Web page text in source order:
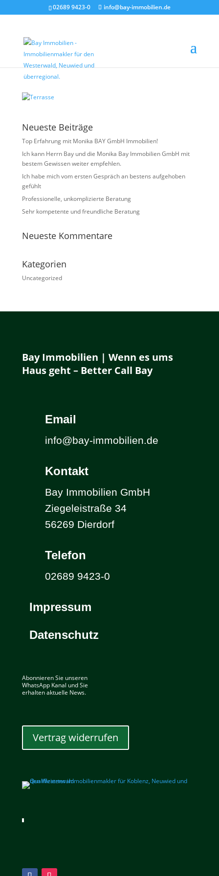
02689 9423-0 info@bay-immobilien.de
Terrasse
vonChristian Bay|Juli 9, 2026
Neueste Beiträge
Top Erfahrung mit Monika BAY GmbH Immobilien!
Ich kann Herrn Bay und die Monika Bay Immobilien GmbH mit
bestem Gewissen weiter empfehlen.
Ich habe mich vom ersten Gespräch an bestens aufgehoben
gefühlt
Professionelle, unkomplizierte Beratung
Sehr kompetente und freundliche Beratung
Neueste Kommentare
Kategorien
Uncategorized
Bay Immobilien | Wenn es ums
Haus geht – Better Call Bay
Email
info@bay-immobilien.de
Kontakt
Bay Immobilien GmbH
Ziegeleistraße 34
56269 Dierdorf
Telefon
02689 9423-0
Impressum
Datenschutz
Abonnieren Sie unseren
WhatsApp Kanal und Sie
erhalten aktuelle News.
Vertrag widerrufen